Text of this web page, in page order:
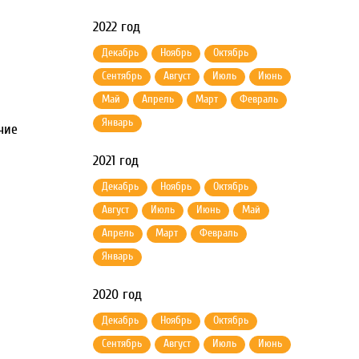
2022 год
Декабрь Ноябрь
Октябрь
Сентябрь
Август Июль
Июнь
Май
Апрель Март
Февраль
Январь
2021 год
Декабрь Ноябрь
Октябрь
Август
Июль Июнь
Май
Апрель
Март
Февраль
Январь
2020 год
Декабрь Ноябрь
Октябрь
Сентябрь
Август Июль Июнь